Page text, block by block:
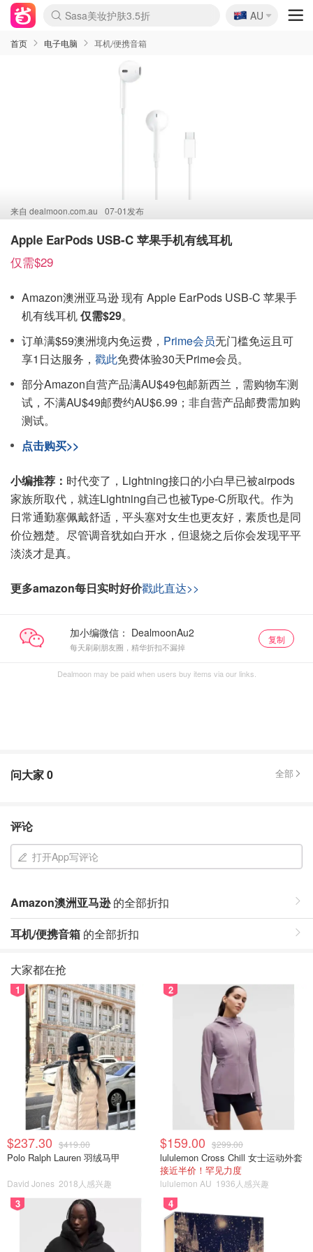
lululemon折扣上新
Sasa美妆护肤3.5折
SSENSE年中3折
FreshBeauty好价汇总
Cettire降价+叠9折
WWS Coles超市实拍
viagogo二手票捡漏
Myer超级周末1折
The Outnet奢牌1折起
David Jones 3折起
Flannels大牌1折
Perfumes Club护肤1折
AMIRO返校季6.2折
Amazon折扣汇总
eToro入金$200送$50
Amazon数码好物
ICONIC本周7.5折
ThedoubleF高奢地板价
Moose Knuckles 6折
丝芙兰5折起
EUFY官网3.7折起
Selenichast首饰2折
Trip机票酒店促销
YSL送5件彩妆礼
Amazon家居好物
Amazon美妆护肤
雅漾大喷$8
过敏原检测盒$33
伊索独家赠50ml沐浴露
科颜氏清仓3折
SEALIFE海洋馆门票6折
丝塔芙大白罐$16
订阅Newsletter送香薰
Cult Beauty 6.8折
Harrods圣诞日历2.3折
LN-CC奢牌私促3折
d'Alba空姐喷雾$16
EVE LOM套装逆天2折
Bernardelli独家4折
Adore Beauty 6折起
CT圣诞日历
Mytheresa奢品2.7折
Luxury Escapes 9折
Currentbody美容仪9折
MOON Garden Live
Roborock扫地机3.7折
Tingo Life水杯$24
Valentino官网5折
CR洗发护发6.3折
修丽可套装7.4折
Myer彩妆2件7折
GANNI官网4.5折
Stylevana韩妆4折
Tessabit高奢8.5折
OGX洗护4折
Amazon阿德莱德次日达
卡诗8.5折+赠礼
Philips Hue灯具8折
🇦🇺
AU
首页 电子电脑 耳机/便携音箱
来自 dealmoon.com.au 07-01发布
Apple EarPods USB-C 苹果手机有线耳机
仅需$29
Amazon澳洲亚马逊 现有 Apple EarPods USB-C 苹果手
机有线耳机仅需$29。
订单满$59澳洲境内免运费， Prime会员无门槛免运且可
享1日达服务， 戳此免费体验30天Prime会员。
部分Amazon自营产品满AU$49包邮新西兰，需购物车测
试，不满AU$49邮费约AU$6.99；非自营产品邮费需加购
测试。
点击购买>>
小编推荐： 时代变了，Lightning接口的小白早已被airpods
家族所取代，就连Lightning自己也被Type-C所取代。作为
日常通勤塞佩戴舒适，平头塞对女生也更友好，素质也是同
价位翘楚。尽管调音犹如白开水，但退烧之后你会发现平平
淡淡才是真。
更多amazon每日实时好价戳此直达>>
加小编微信：
每天刷刷朋友圈，精华折扣不漏掉
复制
Dealmoon may be paid when users buy items via our links.
问大家0 全部
评论
打开App写评论
Amazon澳洲亚马逊的全部折扣
耳机/便携音箱 的全部折扣
大家都在抢
1
$237.30 $419.00
Polo Ralph Lauren 羽绒马甲
David Jones 2018人感兴趣
2
$159.00 $299.00
lululemon Cross Chill 女士运动外套
接近半价！罕见力度
lululemon AU 1936人感兴趣
3 4